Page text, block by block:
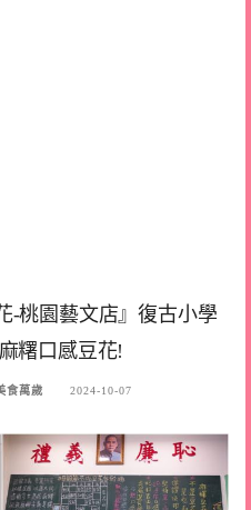
-桃園藝文店』復古小學
糬口感豆花!
食萬歲 2024-10-07